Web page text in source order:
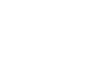
ministro de
viernes las obras
ferroviario que
Sevilla y Córdoba-